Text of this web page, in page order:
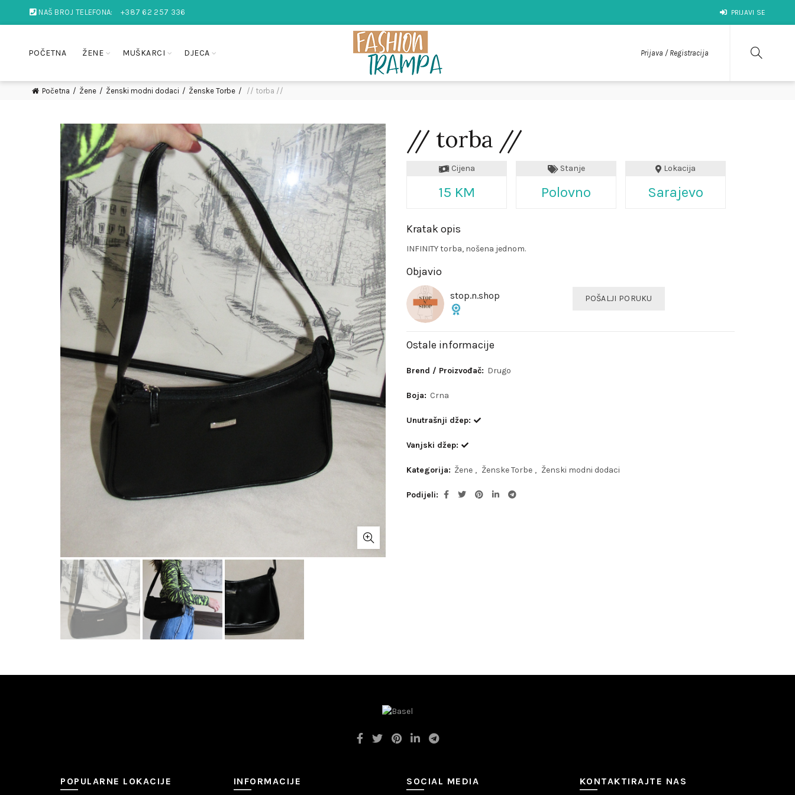
NAŠ BROJ TELEFONA: +387 62 257 336 PRIJAVI SE
POČETNA ŽENE MUŠKARCI DJECA Prijava / Registracija
Početna Žene Ženski modni dodaci Ženske Torbe // torba //
// torba //
Cijena
15 KM
Stanje
Polovno
Lokacija
Sarajevo
Kratak opis
INFINITY torba, nošena jednom.
Objavio
stop.n.shop POŠALJI PORUKU
Ostale informacije
Brend / Proizvođač: Drugo
Boja: Crna
Unutrašnji džep:
Vanjski džep:
Kategorija: Žene , Ženske Torbe , Ženski modni dodaci
Podijeli
POPULARNE LOKACIJE INFORMACIJE SOCIAL MEDIA KONTAKTIRAJTE NAS